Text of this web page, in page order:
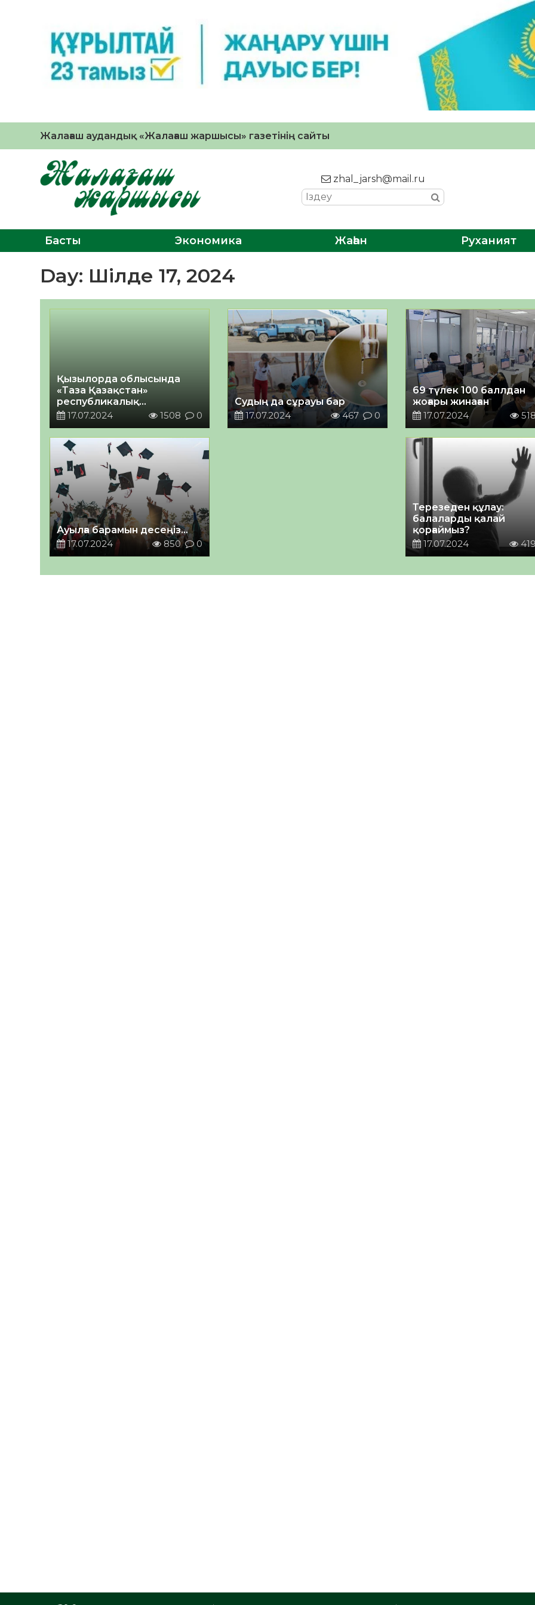
Жалағаш аудандық «Жалағаш жаршысы» газетінің сайты
zhal_jarsh@mail.ru
Басты Экономика Жаһан Руханият
Day: Шілде 17, 2024
Қызылорда облысында
«Таза Қазақстан»
республикалық
экологиялық акциясы
17.07.2024 1508 0
Судың да сұрауы бар
17.07.2024
467 0
69 түлек 100 баллдан
жоғары жинаған
17.07.2024
518
Ауылға барамын десеңіз…
17.07.2024
850 0
Терезеден құлау:
балаларды қалай
қорғаймыз?
17.07.2024
419